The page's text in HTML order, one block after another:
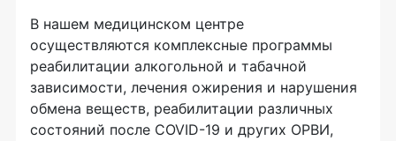
В нашем медицинском центре
осуществляются комплексные программы
реабилитации алкогольной и табачной
зависимости, лечения ожирения и нарушения
обмена веществ, реабилитации различных
состояний после COVID-19 и других ОРВИ,